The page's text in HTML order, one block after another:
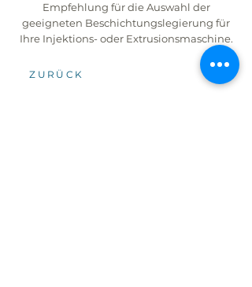
Empfehlung für die Auswahl der
geeigneten Beschichtungslegierung für
Ihre Injektions- oder Extrusionsmaschine.
ZURÜCK